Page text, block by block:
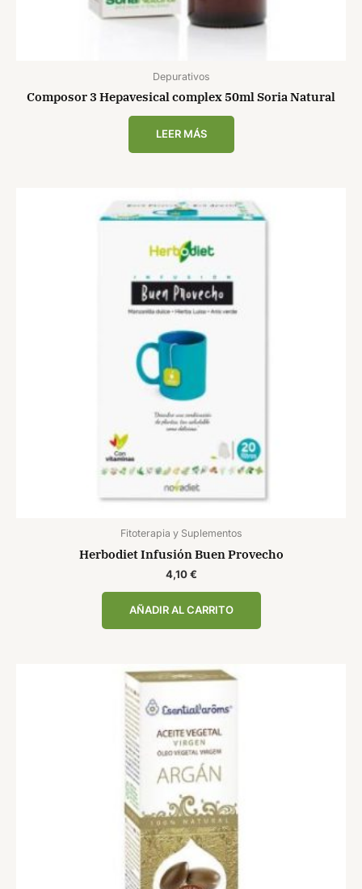
Depurativos
Composor 3 Hepavesical complex 50ml Soria Natural
LEER MÁS
Fitoterapia y Suplementos
Herbodiet Infusión Buen Provecho
4,10€
AÑADIR AL CARRITO